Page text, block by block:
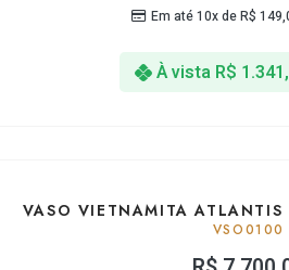
Em até 10x deR$
À vista R$
VASO VIETNAMITA
VSO0100